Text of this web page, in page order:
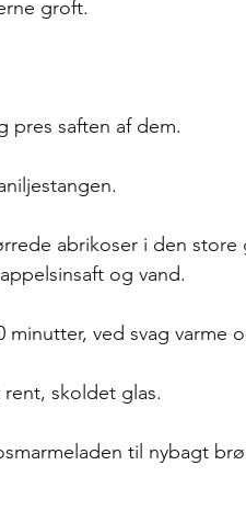
groft.
pres saften af dem.
abrikoser i den store
og vand.
minutter, ved svag varme
skoldet glas.
til nybagt